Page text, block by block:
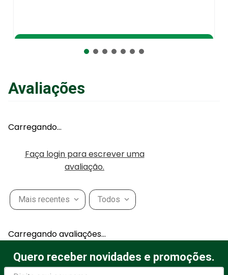
Avaliações
Carregando…
Faça login para escrever uma
avaliação.
Mais recentes Todos
Carregando avaliações…
Quero receber novidades e promoções.